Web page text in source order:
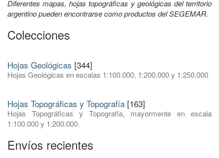
Diferentes mapas, hojas topográficas y geológicas del territorio
argentino pueden encontrarse como productos del SEGEMAR.
Colecciones
Hojas Geológicas [344]
Hojas Geológicas en escalas 1:100.000, 1:200.000 y 1:250.000
Hojas Topográficas y Topografía [163]
Hojas Topográficas y Topografía, mayormente en escala
1:100.000 y 1:200.000.
Envíos recientes